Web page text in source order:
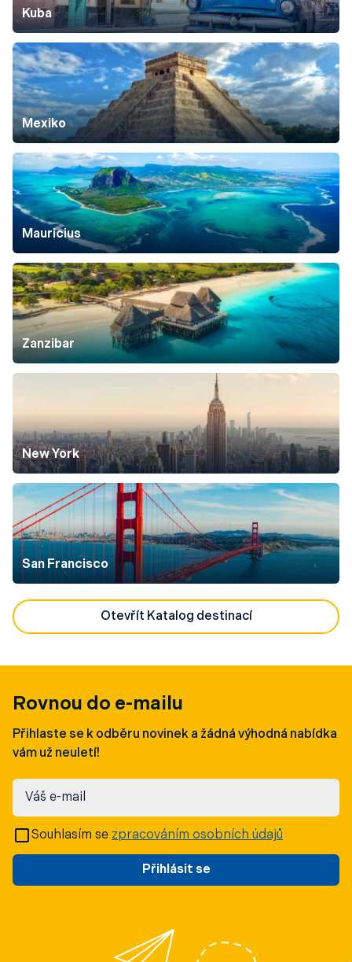
Kuba
Mexiko
Mauricius
Zanzibar
New York
San Francisco
Otevřít Katalog destinací
Rovnou do e-mailu
Přihlaste se k odběru novinek a žádná výhodná nabídka
vám už neuletí!
Váš e-mail
Přihlásit se
Souhlasím se zpracováním osobních údajů